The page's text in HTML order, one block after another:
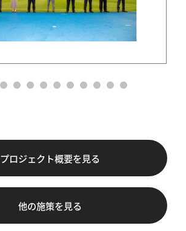
プロジェクト概要を見る
他の施策を見る